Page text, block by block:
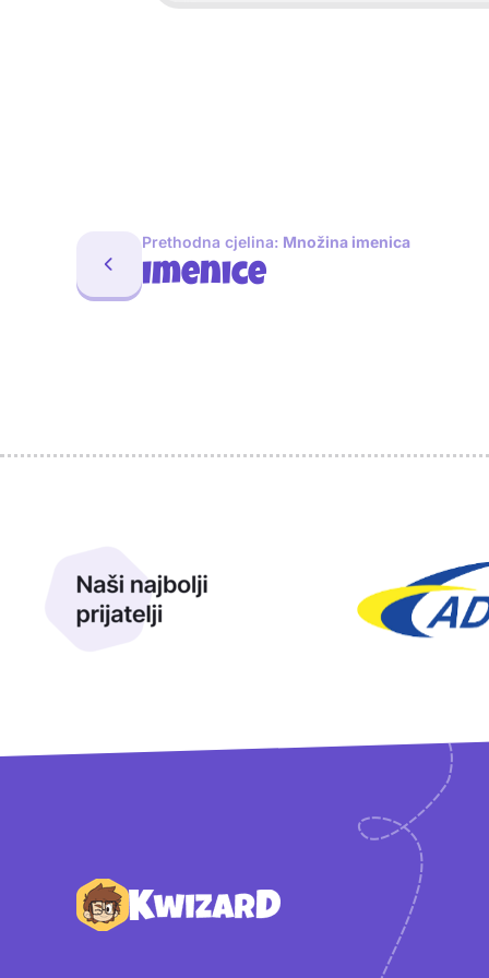
Prethodna cjelina: Množina imenica
Imenice
Podnožje